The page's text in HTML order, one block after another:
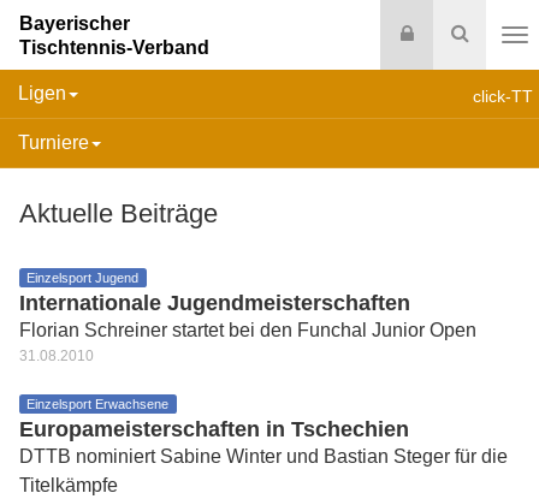
Suche
Login
Bayerischer
Tischtennis-Verband
click-TT
Ligen
Turniere
Aktuelle Beiträge
Einzelsport Jugend
Internationale Jugendmeisterschaften
Florian Schreiner startet bei den Funchal Junior Open
31.08.2010
Einzelsport Erwachsene
Europameisterschaften in Tschechien
DTTB nominiert Sabine Winter und Bastian Steger für die
Titelkämpfe